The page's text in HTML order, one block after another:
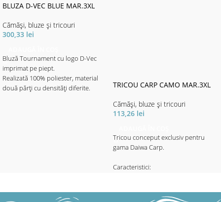
BLUZA D-VEC BLUE MAR.3XL
Cămăși, bluze și tricouri
300,33 lei
Bluză Tournament cu logo D-Vec
imprimat pe piept.
Realizată 100% poliester, material
două părți cu densități diferite.
- Material 100% poliester.
TRICOU CARP CAMO MAR.3XL
Cămăși, bluze și tricouri
113,26 lei
Tricou conceput exclusiv pentru
gama Daiwa Carp.
Caracteristici:
-Material: bumbac